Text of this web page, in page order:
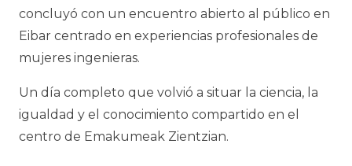
concluyó con un encuentro abierto al público en
Eibar centrado en experiencias profesionales de
mujeres ingenieras.
Un día completo que volvió a situar la ciencia, la
igualdad y el conocimiento compartido en el
centro de Emakumeak Zientzian.